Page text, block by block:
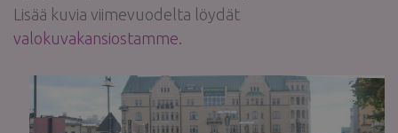
Lisää kuvia viimevuodelta löydät
valokuvakansiostamme.